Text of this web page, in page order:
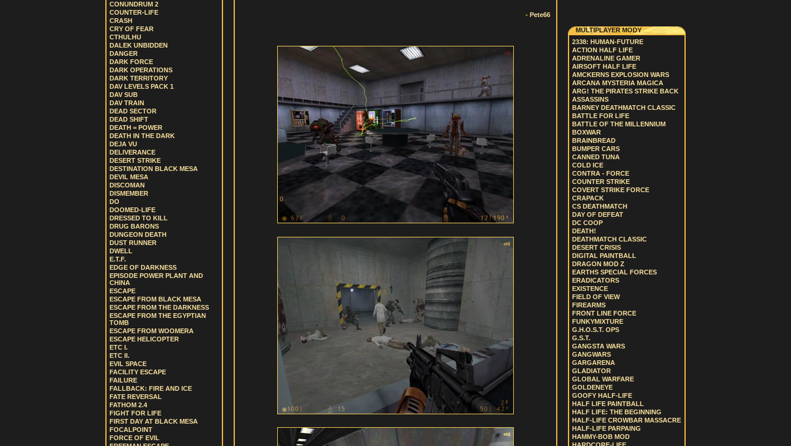
CONUNDRUM 2
COUNTER-LIFE
CRASH
CRY OF FEAR
CTHULHU
DALEK UNBIDDEN
DANGER
DARK FORCE
DARK OPERATIONS
DARK TERRITORY
DAV LEVELS PACK 1
DAV SUB
DAV TRAIN
DEAD SECTOR
DEAD SHIFT
DEATH = POWER
DEATH IN THE DARK
DEJA VU
DELIVERANCE
DESERT STRIKE
DESTINATION BLACK MESA
DEVIL MESA
DISCOMAN
DISMEMBER
DO
DOOMED-LIFE
DRESSED TO KILL
DRUG BARONS
DUNGEON DEATH
DUST RUNNER
DWELL
E.T.F.
EDGE OF DARKNESS
EPISODE POWER PLANT AND
CHINA
ESCAPE
ESCAPE FROM BLACK MESA
ESCAPE FROM THE DARKNESS
ESCAPE FROM THE EGYPTIAN
TOMB
ESCAPE FROM WOOMERA
ESCAPE HELICOPTER
ETC I.
ETC II.
EVIL SPACE
FACILITY ESCAPE
FAILURE
FALLBACK: FIRE AND ICE
FATE REVERSAL
FATHOM 2.4
FIGHT FOR LIFE
FIRST DAY AT BLACK MESA
FOCALPOINT
FORCE OF EVIL
- Pete66
MULTIPLAYER MODY
2338: HUMAN-FUTURE
ACTION HALF LIFE
ADRENALINE GAMER
AIRSOFT HALF LIFE
AMCKERNS EXPLOSION WARS
ARCANA MYSTERIA MAGICA
ARG! THE PIRATES STRIKE BACK
ASSASSINS
BARNEY DEATHMATCH CLASSIC
BATTLE FOR LIFE
BATTLE OF THE MILLENNIUM
BOXWAR
BRAINBREAD
BUMPER CARS
CANNED TUNA
COLD ICE
CONTRA - FORCE
COUNTER STRIKE
COVERT STRIKE FORCE
CRAPACK
CS DEATHMATCH
DAY OF DEFEAT
DC COOP
DEATH!
DEATHMATCH CLASSIC
DESERT CRISIS
DIGITAL PAINTBALL
DRAGON MOD Z
EARTHS SPECIAL FORCES
ERADICATORS
EXISTENCE
FIELD OF VIEW
FIREARMS
FRONT LINE FORCE
FUNKYMIXTURE
G.H.O.S.T. OPS
G.S.T.
GANGSTA WARS
GANGWARS
GARGARENA
GLADIATOR
GLOBAL WARFARE
GOLDENEYE
GOOFY HALF-LIFE
HALF LIFE PAINTBALL
HALF LIFE: THE BEGINNING
HALF-LIFE CROWBAR MASSACRE
HALF-LIFE PARPAING
HAMMY-BOB MOD